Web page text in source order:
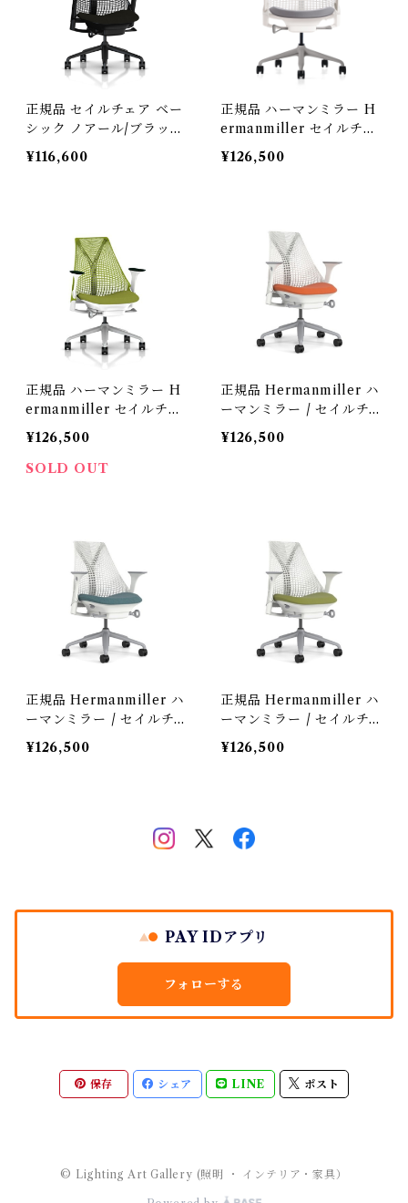
正規品 セイルチェア ベー
シック ノアール/ブラック
AS-1 / Hermanmiller /
型番： AS1YA23HAN2B
¥116,600
正規品 ハーマンミラー H
ermanmiller セイルチェ
ア ベーシック / スタジオ
ホワイト ・ フェザーグレ
¥126,500
正規品 ハーマンミラー H
ermanmiller セイルチェ
ア ベーシック グリーンア
ップル / アボカド AS-4
型番：AS1YA23HAN26
¥126,500
SOLD OUT
正規品 Hermanmiller ハ
ーマンミラー / セイルチ
ェア スタジオホワイト ス
パイスAS-5 / AS1YA23H
¥126,500
正規品 Hermanmiller ハ
ーマンミラー / セイルチ
ェア スタジオホワイト ピ
ーコック AS-6 / AS1YA2
¥126,500
正規品 Hermanmiller ハ
ーマンミラー / セイルチ
ェア スタジオホワイト /
アボカド AS-7 / AS1YA2
¥126,500
PAY IDアプリ
フォローする
保存 シェア LINE ポスト
© Lighting Art Gallery (照明 ・ インテリア・家具）